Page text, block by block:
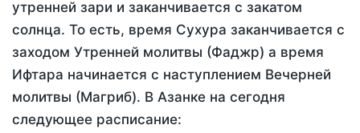
утренней зари и заканчивается с закатом
солнца. То есть, время Сухура заканчивается с
заходом Утренней молитвы (Фаджр) а время
Ифтара начинается с наступлением Вечерней
молитвы (Магриб). В Азанке на сегодня
следующее расписание: